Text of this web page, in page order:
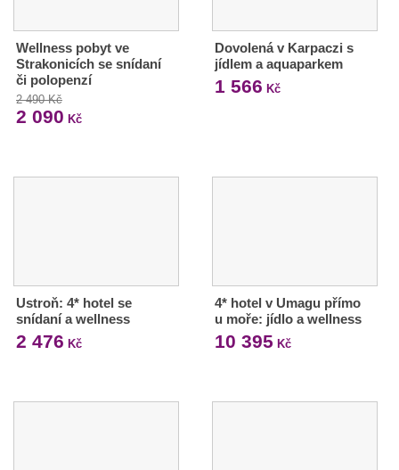
Wellness pobyt ve
Strakonicích se snídaní
či polopenzí
2 490 Kč
2 090 Kč
Dovolená v Karpaczi s
jídlem a aquaparkem
1 566 Kč
Ustroň: 4* hotel se
snídaní a wellness
2 476 Kč
4* hotel v Umagu přímo
u moře: jídlo a wellness
10 395 Kč